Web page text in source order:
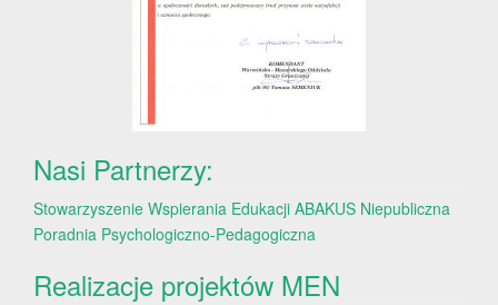
Nasi Partnerzy:
Stowarzyszenie Wspierania Edukacji ABAKUS Niepubliczna
Poradnia Psychologiczno-Pedagogiczna
Realizacje projektów MEN